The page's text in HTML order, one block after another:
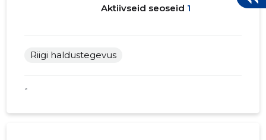
Aktiivseid seoseid 1
Riigi haldustegevus
*